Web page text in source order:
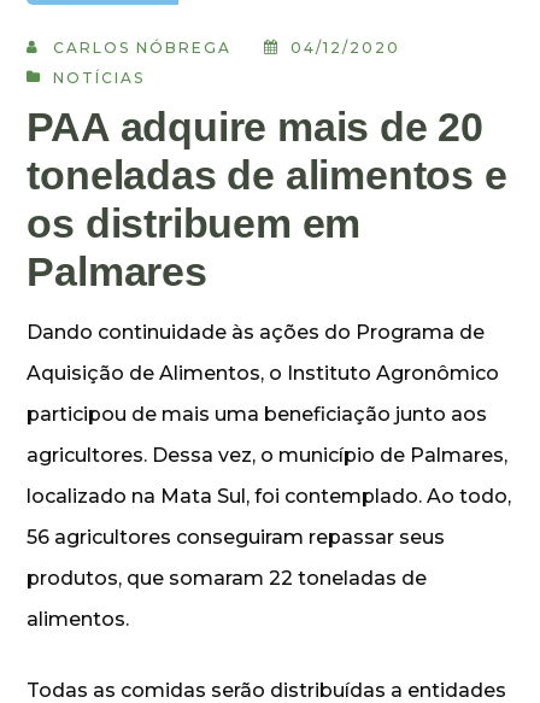
CARLOS NÓBREGA
04/12/2020
NOTÍCIAS
PAA adquire mais de 20
toneladas de alimentos e
os distribuem em
Palmares
Dando continuidade às ações do Programa de
Aquisição de Alimentos, o Instituto Agronômico
participou de mais uma beneficiação junto aos
agricultores. Dessa vez, o município de Palmares,
localizado na Mata Sul, foi contemplado. Ao todo,
56 agricultores conseguiram repassar seus
produtos, que somaram 22 toneladas de
alimentos.
Todas as comidas serão distribuídas a entidades